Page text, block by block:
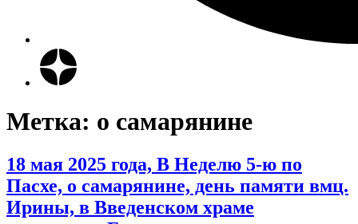
Метка: о самарянине
18 мая 2025 года, В Неделю 5-ю по
Пасхе, о самарянине, день памяти вмц.
Ирины, в Введенском храме